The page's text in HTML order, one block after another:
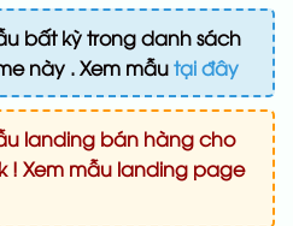
bất kỳ trong danh sách
này . Xem mẫutại đây
landing bán hàng cho
! Xem mẫu landing page